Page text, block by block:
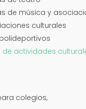
de música y
culturales
de actividades
colegios,